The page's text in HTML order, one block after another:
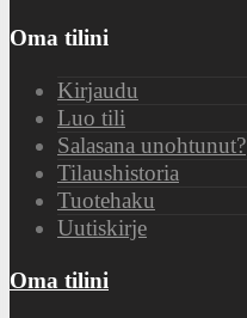
Oma tilini
Kirjaudu
Luo tili
Salasana unohtunut?
Tilaushistoria
Tuotehaku
Uutiskirje
Oma tilini